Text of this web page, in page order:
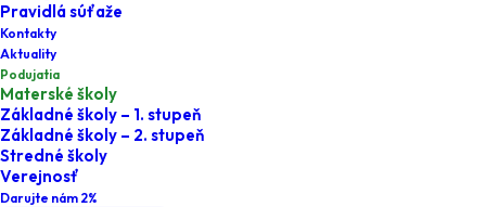
Pravidlá súťaže
Kontakty
Aktuality
Podujatia
Materské školy
Základné školy – 1. stupeň
Základné školy – 2. stupeň
Stredné školy
Verejnosť
Darujte nám 2%
Milí pedagógovia,
príďte so svojimi malkáčmi – predškolákmi do knižnice.
eMKa nám najprv nainformačnej výchove
to u nás beží, letí či fičí a čo a ako sa číta, niekedy
aj #medzi_riadkami alebo obrázkami.